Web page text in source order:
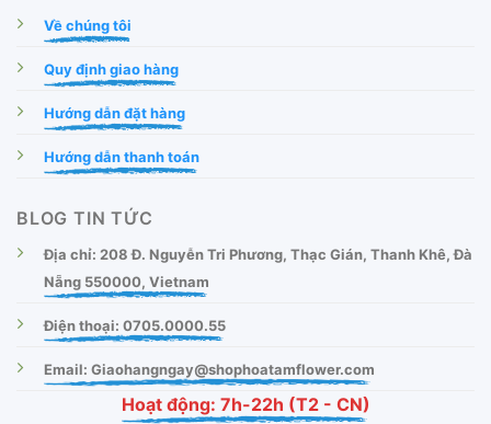
Về chúng tôi
Quy định giao hàng
Hướng dẫn đặt hàng
Hướng dẫn thanh toán
BLOG TIN TỨC
Địa chỉ: 208 Đ. Nguyễn Tri Phương, Thạc Gián, Thanh Khê, Đà
Nẵng 550000, Vietnam
Điện thoại: 0705.0000.55
Email: Giaohangngay@shophoatamflower.com
Hoạt động: 7h-22h (T2 - CN)